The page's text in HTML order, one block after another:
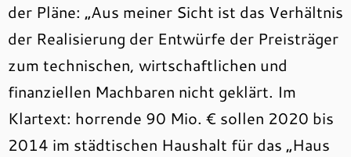
der Pläne: „Aus meiner Sicht ist das Verhältnis
der Realisierung der Entwürfe der Preisträger
zum technischen, wirtschaftlichen und
finanziellen Machbaren nicht geklärt. Im
Klartext: horrende 90 Mio. € sollen 2020 bis
2014 im städtischen Haushalt für das „Haus